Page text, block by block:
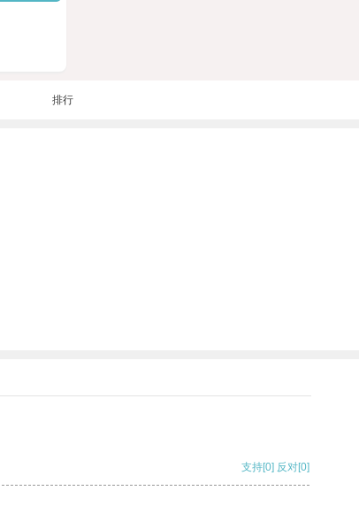
排行
支持[0] 反对[0]